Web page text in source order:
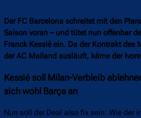
Der FC Barcelona schreitet mit den
Saison voran – und tütet nun offenbar
Franck Kessié ein. Da der Kontrakt des
der AC Mailand ausläuft, käme der
Kessié soll Milan-Verbleib
sich wohl Barça an
Nun soll der Deal also fix sein: Wie der